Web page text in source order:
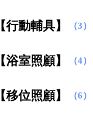
【行動輔具】 （3）
【浴室照顧】 （4）
【移位照顧】 （6）